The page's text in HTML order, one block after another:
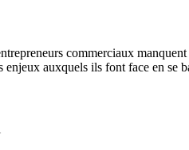
commerciaux
auxquels ils font face en se